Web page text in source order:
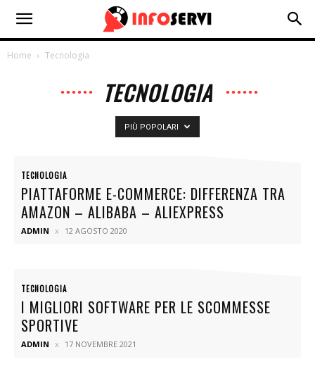
Home Tecnologia
TECNOLOGIA
PIÙ POPOLARI
TECNOLOGIA
PIATTAFORME E-COMMERCE: DIFFERENZA TRA
AMAZON – ALIBABA – ALIEXPRESS
ADMIN 12 AGOSTO 2020
TECNOLOGIA
I MIGLIORI SOFTWARE PER LE SCOMMESSE
SPORTIVE
ADMIN 17 NOVEMBRE 2021